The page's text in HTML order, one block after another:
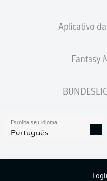
Aplicativo
Fantasy
Escolha seu idioma
Português